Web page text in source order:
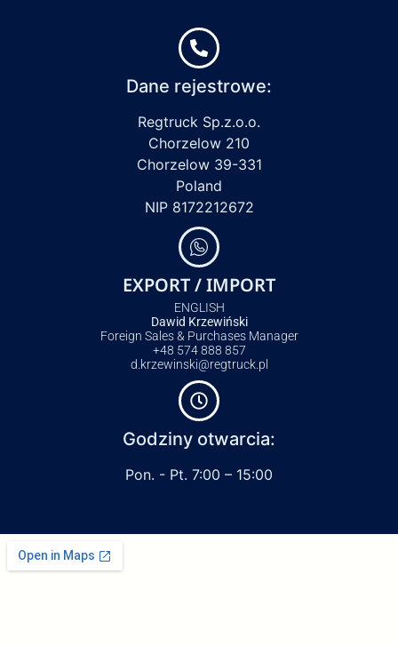
Dane rejestrowe:
Regtruck Sp.z.o.o.
Chorzelow 210
Chorzelow 39-331
Poland
NIP 8172212672
EXPORT / IMPORT
ENGLISH
Dawid Krzewiński
Foreign Sales & Purchases Manager
+48 574 888 857
d.krzewinski@regtruck.pl
Godziny otwarcia:
Pon. - Pt. 7:00 – 15:00